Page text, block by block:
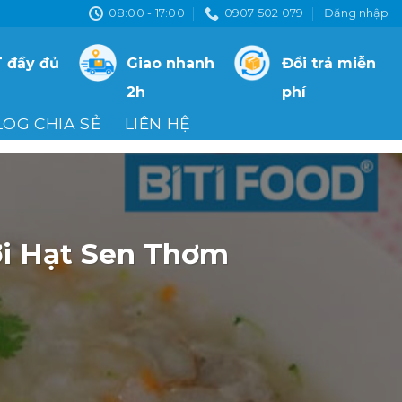
08:00 - 17:00 0907 502 079 Đăng nhập
đầy đủ
Giao nhanh
2h
Đổi trả miễn
phí
CHIA SẺ LIÊN HỆ
Hạt Sen Thơm